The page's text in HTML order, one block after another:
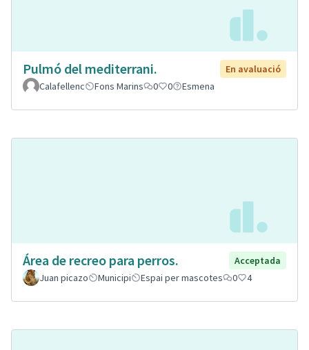
Pulmó del mediterrani.
En avaluació
Calafellenc
Fons Marins 0 0 Esmena
Área de recreo para perros.
Acceptada
Juan picazo
Municipi Espai per mascotes 0 4